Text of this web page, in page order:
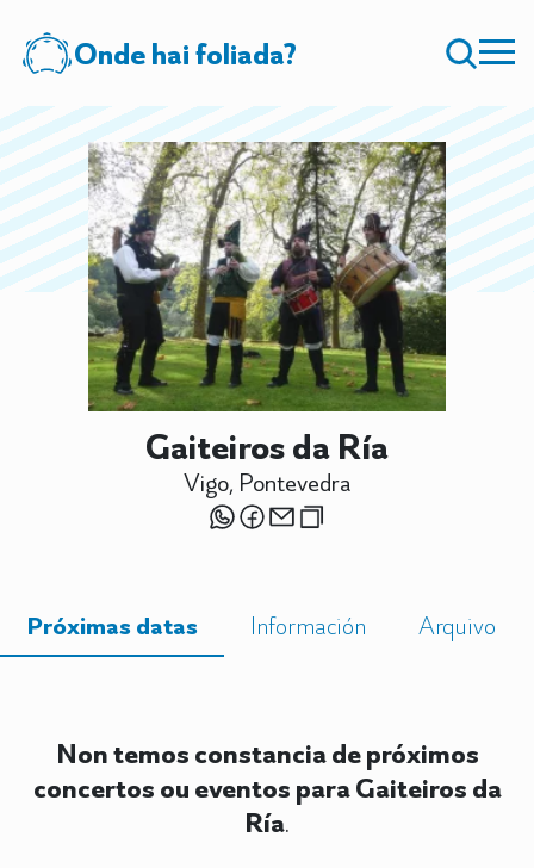
Onde hai foliada?
Gaiteiros da Ría
Vigo, Pontevedra
Próximas datas Información Arquivo
Non temos constancia de próximos
concertos ou eventos para Gaiteiros da
Ría.